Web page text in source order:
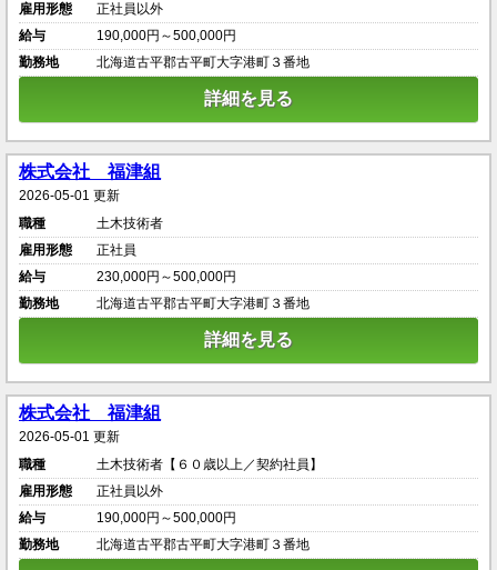
雇用形態
正社員以外
給与
190,000円～500,000円
勤務地
北海道古平郡古平町大字港町３番地
詳細を見る
株式会社 福津組
2026-05-01 更新
職種
土木技術者
雇用形態
正社員
給与
230,000円～500,000円
勤務地
北海道古平郡古平町大字港町３番地
詳細を見る
株式会社 福津組
2026-05-01 更新
職種
土木技術者【６０歳以上／契約社員】
雇用形態
正社員以外
給与
190,000円～500,000円
勤務地
北海道古平郡古平町大字港町３番地